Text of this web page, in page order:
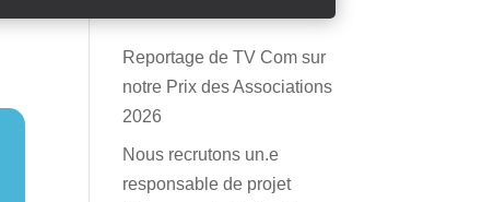
Reportage de TV Com sur
notre Prix des Associations
2026
Nous recrutons un.e
responsable de projet